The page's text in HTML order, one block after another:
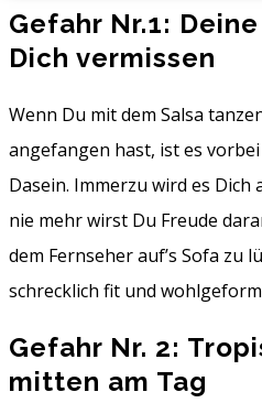
Gefahr Nr.1:
Dich vermissen
Wenn Du mit dem Salsa
angefangen hast, ist es
Dasein. Immerzu wird es Dich
nie mehr wirst Du Freude
dem Fernseher auf’s Sofa zu
schrecklich fit und
Gefahr Nr. 2:
mitten am Tag